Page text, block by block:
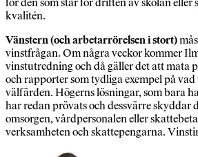
för den som står för driften av skolan
kvalitén.
Vänstern (och arbetarrörelsen i stort)
vinstfrågan. Om några veckor kommer
vinstutredning och då gäller det att mata
och rapporter som tydliga exempel på
välfärden. Högerns lösningar, som bara
har redan prövats och dessvärre skyddar
omsorgen, vårdpersonalen eller
verksamheten och skattepengarna.